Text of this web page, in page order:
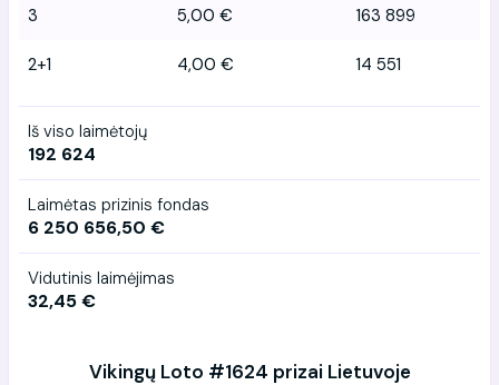
3 5,00 € 163 899
2+1 4,00 € 14 551
Iš viso laimėtojų
192 624
Laimėtas prizinis fondas
6 250 656,50 €
Vidutinis laimėjimas
32,45 €
Vikingų Loto #1624 prizai Lietuvoje